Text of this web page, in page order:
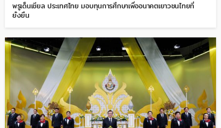
พรูเด็นเชียล ประเทศไทย มอบทุนการศึกษาเพื่ออนาคตเยาวชนไทยที่
ยั่งยืน